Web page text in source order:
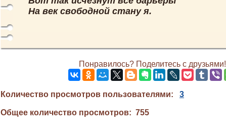
На век свободной стану я.
Понравилось? Поделитесь с друзьями!
Количество просмотров пользователями: 3
Общее количество просмотров: 755